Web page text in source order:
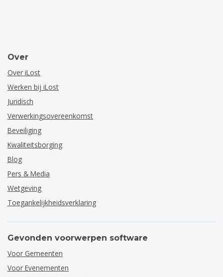
Over
Over iLost
Werken bij iLost
Juridisch
Verwerkingsovereenkomst
Beveiliging
Kwaliteitsborging
Blog
Pers & Media
Wetgeving
Toegankelijkheidsverklaring
Gevonden voorwerpen software
Voor Gemeenten
Voor Evenementen